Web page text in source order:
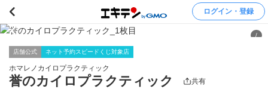
ログイン・登録
/
店舗公式 ネット予約スピードくじ対象店
ホマレノカイロプラクティック
誉のカイロプラクティック 共有